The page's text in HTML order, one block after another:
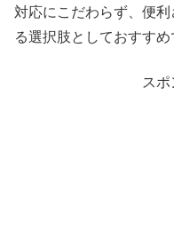
対応にこだわらず、便
る選択肢としておすすめ
スポ